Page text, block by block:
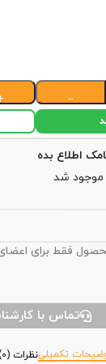
−
اطلاع بده
موجود شد
فقط برای
تماس با
تکمیلینظرات (0)